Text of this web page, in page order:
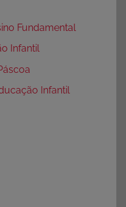
Fundamental
Infantil
Infantil